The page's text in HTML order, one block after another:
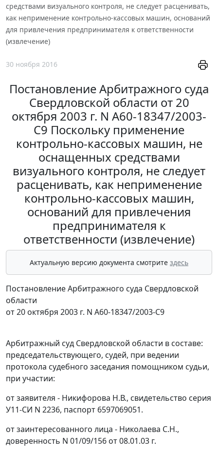
средствами визуального контроля, не следует расценивать,
как неприменение контрольно-кассовых машин, оснований
для привлечения предпринимателя к ответственности
(извлечение)
30 ноября 2016
Постановление Арбитражного суда
Свердловской области от 20
октября 2003 г. N А60-18347/2003-
С9 Поскольку применение
контрольно-кассовых машин, не
оснащенных средствами
визуального контроля, не следует
расценивать, как неприменение
контрольно-кассовых машин,
оснований для привлечения
предпринимателя к
ответственности (извлечение)
Актуальную версию документа смотрите здесь
Постановление Арбитражного суда Свердловской
области
от 20 октября 2003 г. N А60-18347/2003-С9
Арбитражный суд Свердловской области в составе:
председательствующего, судей, при ведении
протокола судебного заседания помощником судьи,
при участии:
от заявителя - Никифорова Н.В., свидетельство серия
У11-СИ N 2236, паспорт 6597069051.
от заинтересованного лица - Николаева С.Н.,
доверенность N 01/09/156 от 08.01.03 г.